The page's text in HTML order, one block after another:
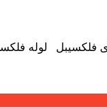
فلکسیبل لوله